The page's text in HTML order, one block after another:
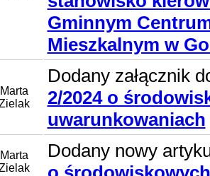
Gminnym
Mieszkalnym w
Marta
Dodany załącznik
2/2024 o
uwarunkowaniach
Marta
Dodany nowy